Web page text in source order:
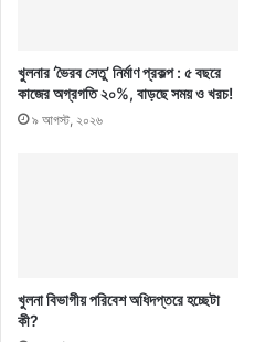
খুলনার ‘ভৈরব সেতু’ নির্মাণ প্রকল্প : ৫ বছরে
কাজের অগ্রগতি ২০%, বাড়ছে সময় ও খরচ!
৯ আগস্ট, ২০২৬
খুলনা বিভাগীয় পরিবেশ অধিদপ্তরে হচ্ছেটা
কী?